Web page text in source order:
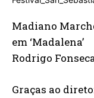
Madiano
em ‘Madalena’
Rodrigo
Graças ao